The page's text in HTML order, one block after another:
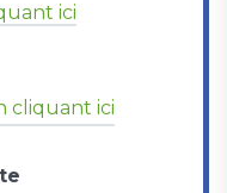
ici
cliquant ici